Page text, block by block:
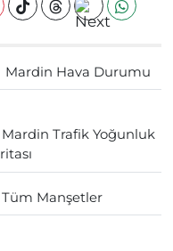
Mardin Hava Durumu
Mardin Trafik Yoğunluk
Tüm Manşetler